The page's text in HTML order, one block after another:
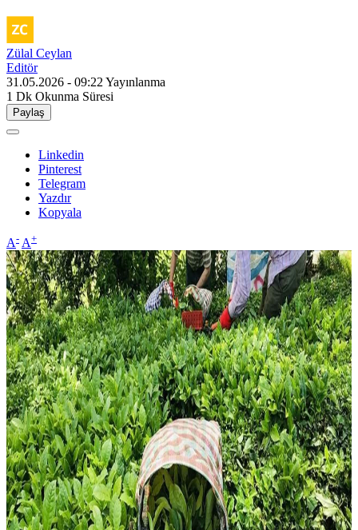
Zülal Ceylan
Editör
31.05.2026 - 09:22 Yayınlanma
1 Dk Okunma Süresi
Paylaş
Linkedin
Pinterest
Telegram
Yazdır
Kopyala
A- A+